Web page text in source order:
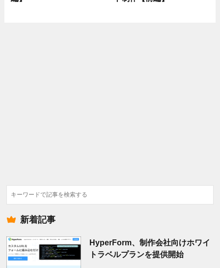
検
索
新着記事
HyperForm、制作会社向けホワイ
トラベルプランを提供開始